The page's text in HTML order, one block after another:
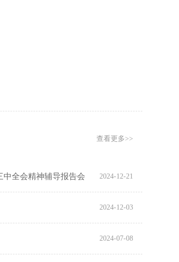
查看更多>>
全会精神辅导报告会 2024-12-21
2024-12-03
2024-07-08